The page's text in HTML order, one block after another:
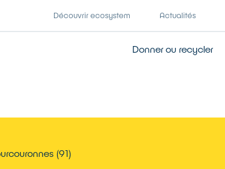
Découvrir ecosystem Actualités
Donner ou recycler
(91)